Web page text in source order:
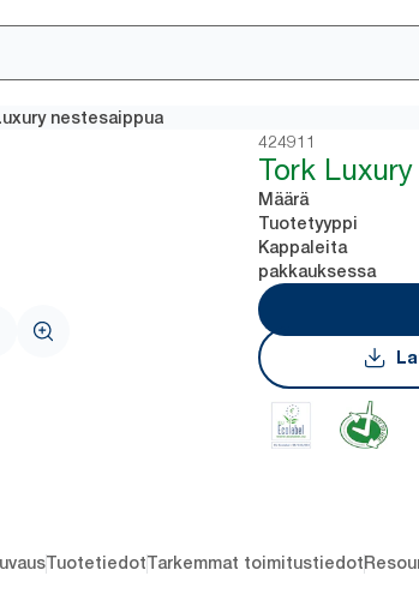
nestesaippua
424911
Tork
Määrä
Tuotetyyppi
Kappaleita
pakkauksessa
TuotetiedotTarkemmat toimitustiedot